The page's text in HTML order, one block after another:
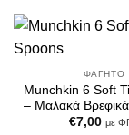
ΦΑΓΗΤΌ
Munchkin 6 Soft
– Μαλακά
€7,00 με